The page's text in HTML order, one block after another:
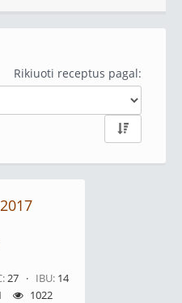
Rikiuoti receptus pagal:
27 · IBU: 14
1022